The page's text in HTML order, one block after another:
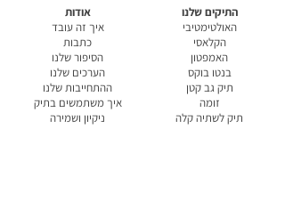
אודות
איך זה עובד
כתבות
הסיפור שלנו
הערכים שלנו
ההתחייבות שלנו
איך משתמשים בתיק
ניקיון ושמירה
התיקים שלנו
האולטימטיבי
הקלאסי
האמפטון
בנטו בוקס
תיק גב קטן
זומה
תיק לשתיה קלה